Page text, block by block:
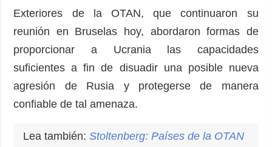
Exteriores de la OTAN, que continuaron su
reunión en Bruselas hoy, abordaron formas de
proporcionar a Ucrania las capacidades
suficientes a fin de disuadir una posible nueva
agresión de Rusia y protegerse de manera
confiable de tal amenaza.
Lea también:Stoltenberg: Países de la OTAN